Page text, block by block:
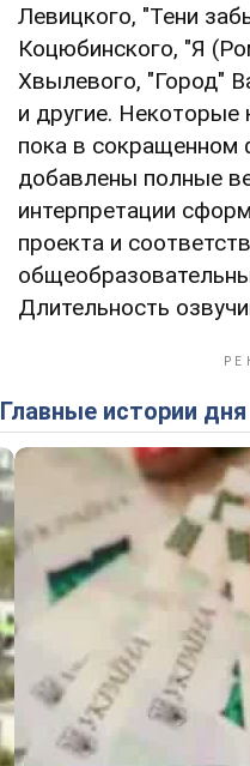
Левицкого, "Тени
Коцюбинского, "Я
Хвылевого, "Город"
и другие. Некоторые
пока в сокращенном
добавлены полные
интерпретации
проекта и
Длительность
Главные истории дня